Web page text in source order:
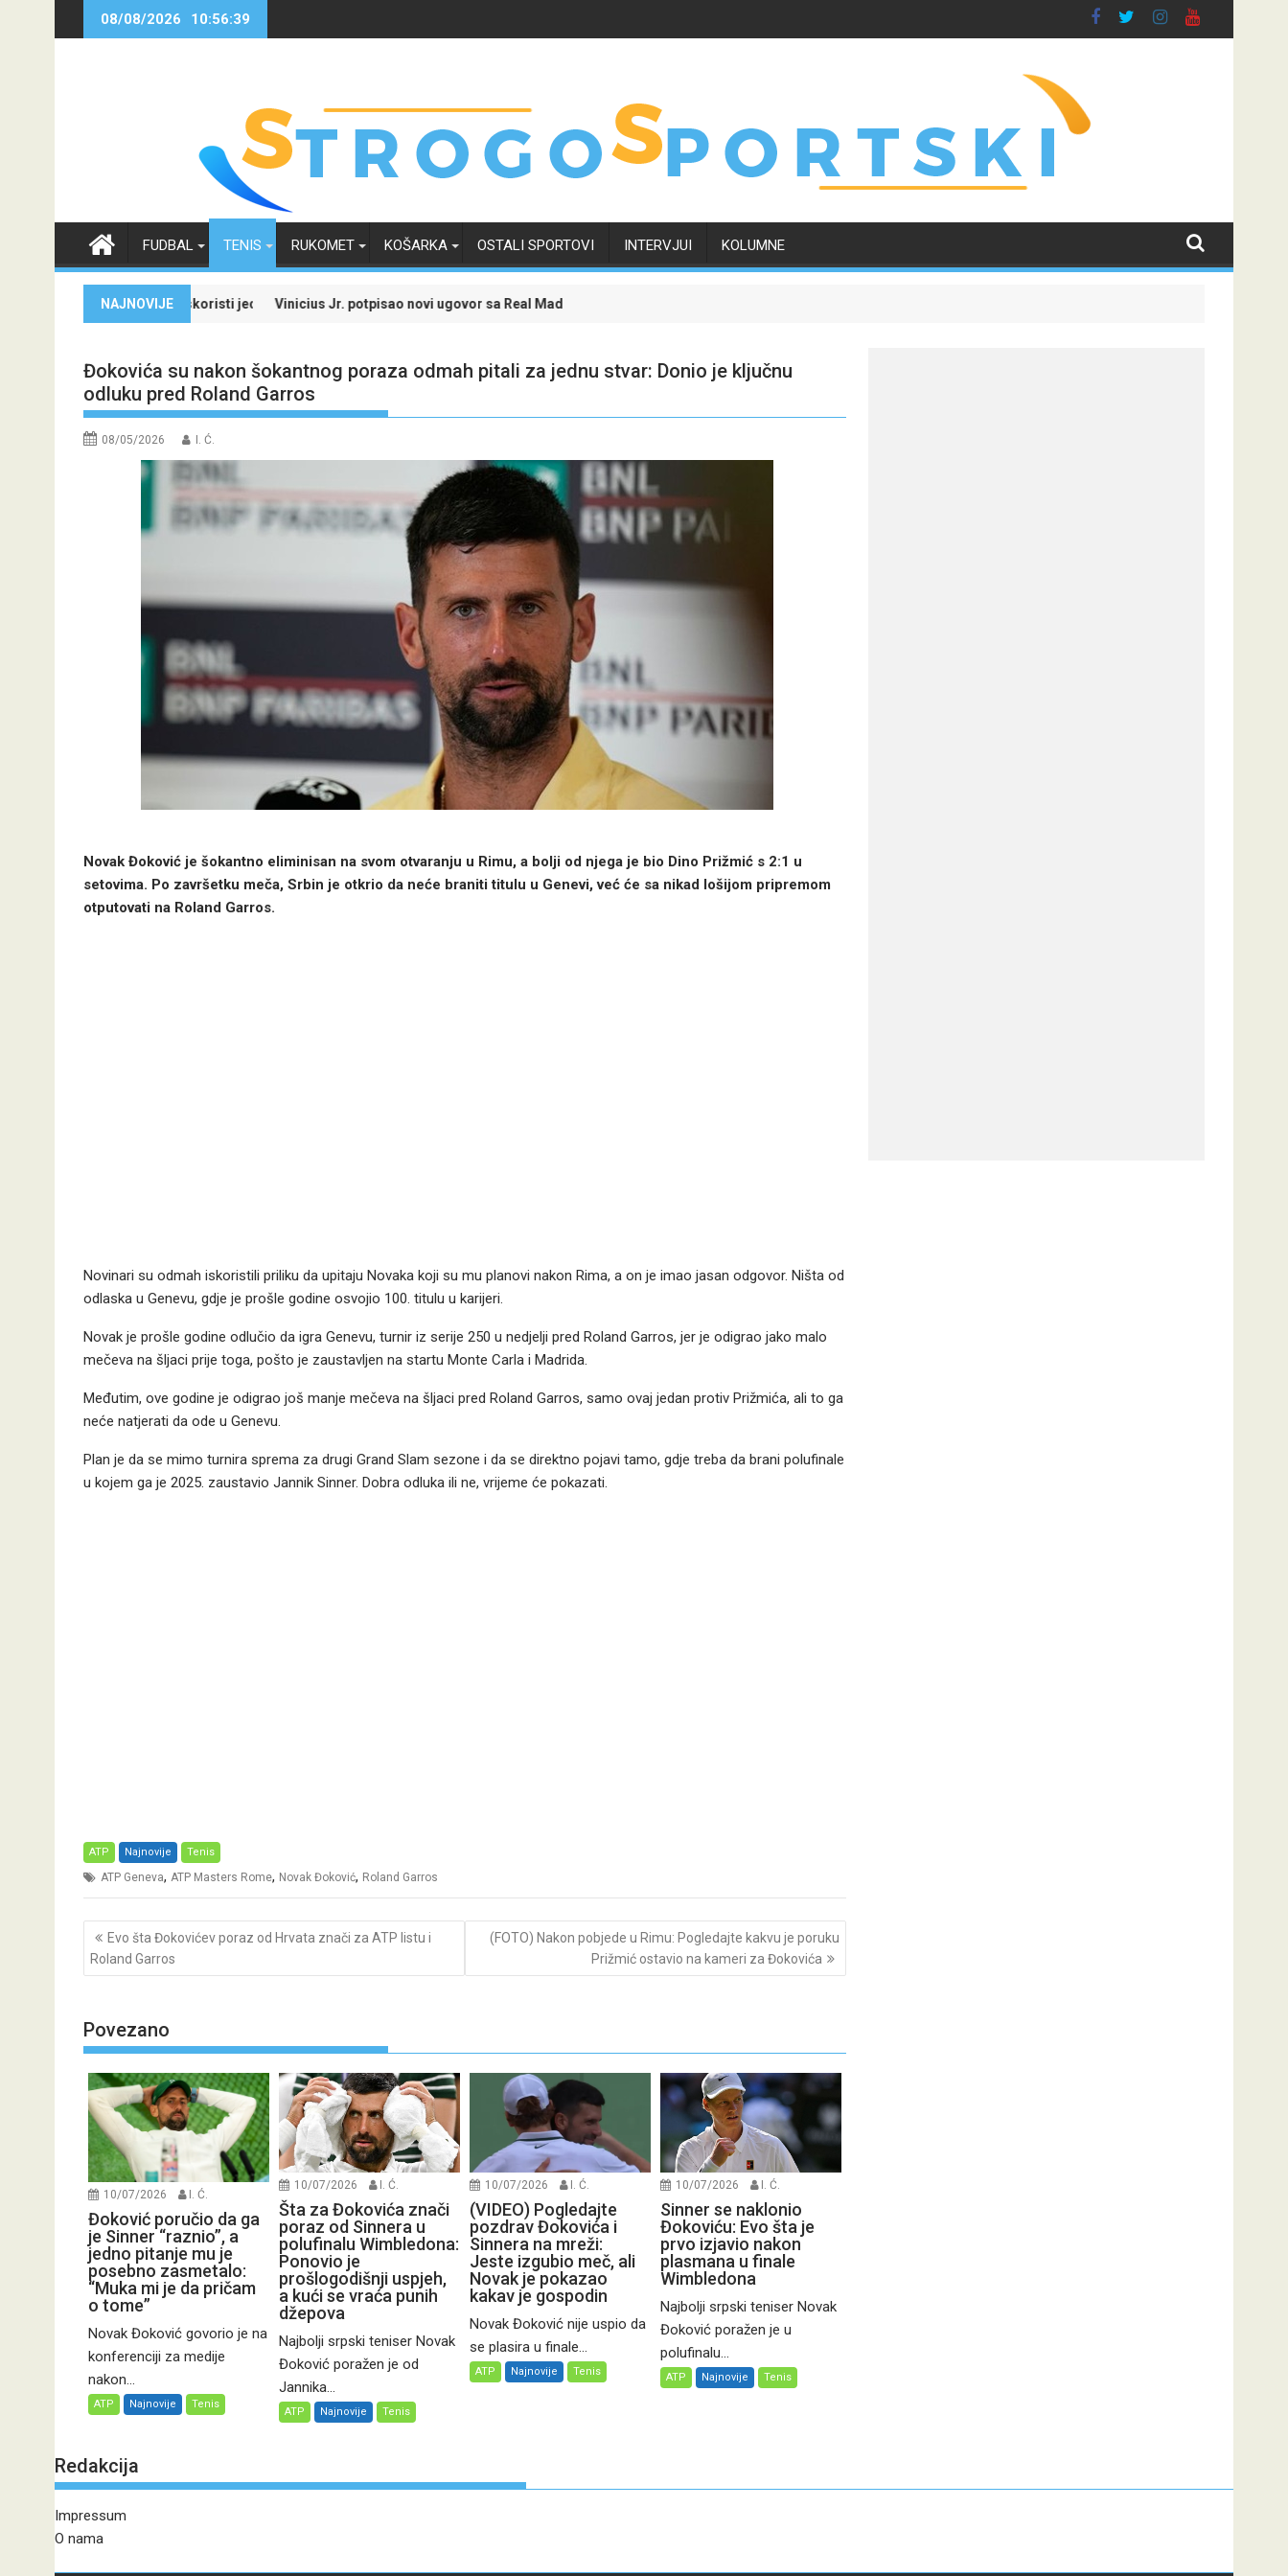
08/08/2026 10:56:40
FUDBAL TENIS RUKOMET KOŠARKA OSTALI SPORTOVI INTERVJUI KOLUMNE
NAJNOVIJE
specijale i iskoristi jedinstvenu ponuduVinicius Jr. potpisao novi ugovor sa Real Madridom i okončao neizvijesnost oko svoje budućnosti
Đokovića su nakon šokantnog poraza odmah pitali za jednu stvar: Donio je ključnu
odluku pred Roland Garros
08/05/2026 I. Ć.
Novak Đoković je šokantno eliminisan na svom otvaranju u Rimu, a bolji od njega je bio Dino Prižmić s 2:1 u
setovima. Po završetku meča, Srbin je otkrio da neće braniti titulu u Genevi, već će sa nikad lošijom pripremom
otputovati na Roland Garros.
Novinari su odmah iskoristili priliku da upitaju Novaka koji su mu planovi nakon Rima, a on je imao jasan odgovor. Ništa od
odlaska u Genevu, gdje je prošle godine osvojio 100. titulu u karijeri.
Novak je prošle godine odlučio da igra Genevu, turnir iz serije 250 u nedjelji pred Roland Garros, jer je odigrao jako malo
mečeva na šljaci prije toga, pošto je zaustavljen na startu Monte Carla i Madrida.
Međutim, ove godine je odigrao još manje mečeva na šljaci pred Roland Garros, samo ovaj jedan protiv Prižmića, ali to ga
neće natjerati da ode u Genevu.
Plan je da se mimo turnira sprema za drugi Grand Slam sezone i da se direktno pojavi tamo, gdje treba da brani polufinale
u kojem ga je 2025. zaustavio Jannik Sinner. Dobra odluka ili ne, vrijeme će pokazati.
ATP Najnovije Tenis
ATP Geneva, ATP Masters Rome, Novak Đoković, Roland Garros
Post
navigation
Evo šta Đokovićev poraz od Hrvata znači za ATP listu i
Roland Garros
(FOTO) Nakon pobjede u Rimu: Pogledajte kakvu je poruku
Prižmić ostavio na kameri za Đokovića
Povezano
10/07/2026 I. Ć.
Đoković poručio da ga
je Sinner “raznio”, a
jedno pitanje mu je
posebno zasmetalo:
“Muka mi je da pričam
o tome”
Novak Đoković govorio je na
konferenciji za medije
nakon...
ATP Najnovije Tenis
10/07/2026 I. Ć.
Šta za Đokovića znači
poraz od Sinnera u
polufinalu Wimbledona:
Ponovio je
prošlogodišnji uspjeh,
a kući se vraća punih
džepova
Najbolji srpski teniser Novak
Đoković poražen je od
Jannika...
ATP Najnovije Tenis
10/07/2026 I. Ć.
(VIDEO) Pogledajte
pozdrav Đokovića i
Sinnera na mreži:
Jeste izgubio meč, ali
Novak je pokazao
kakav je gospodin
Novak Đoković nije uspio da
se plasira u finale...
ATP Najnovije Tenis
10/07/2026 I. Ć.
Sinner se naklonio
Đokoviću: Evo šta je
prvo izjavio nakon
plasmana u finale
Wimbledona
Najbolji srpski teniser Novak
Đoković poražen je u
polufinalu...
ATP Najnovije Tenis
Redakcija
Impressum
O nama